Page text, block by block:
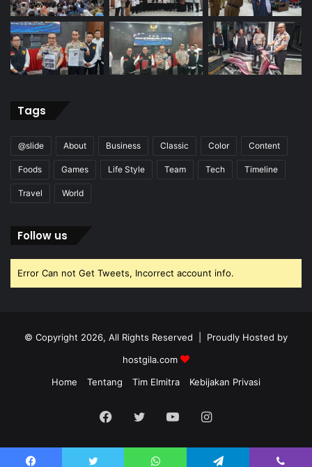
Tags
@slide About Business Classic Color Content
Foods Games Life Style Team Tech Timeline
Travel World
Follow us
Error Can not Get Tweets, Incorrect account info.
© Copyright 2026, All Rights Reserved | Proudly Hosted by
hostgila.com
Home
Tentang Tim Elmitra Kebijakan Privasi
Facebook
TwitterYouTubeInstagram